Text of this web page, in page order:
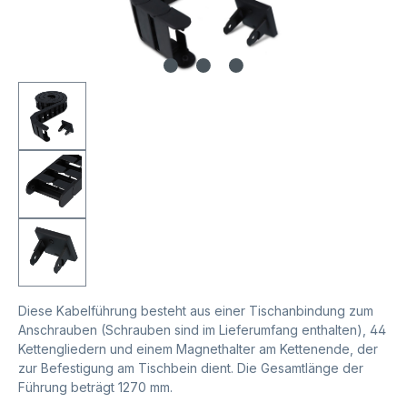
Diese Kabelführung besteht aus einer Tischanbindung zum
Anschrauben (Schrauben sind im Lieferumfang enthalten), 44
Kettengliedern und einem Magnethalter am Kettenende, der
zur Befestigung am Tischbein dient. Die Gesamtlänge der
Führung beträgt 1270 mm.